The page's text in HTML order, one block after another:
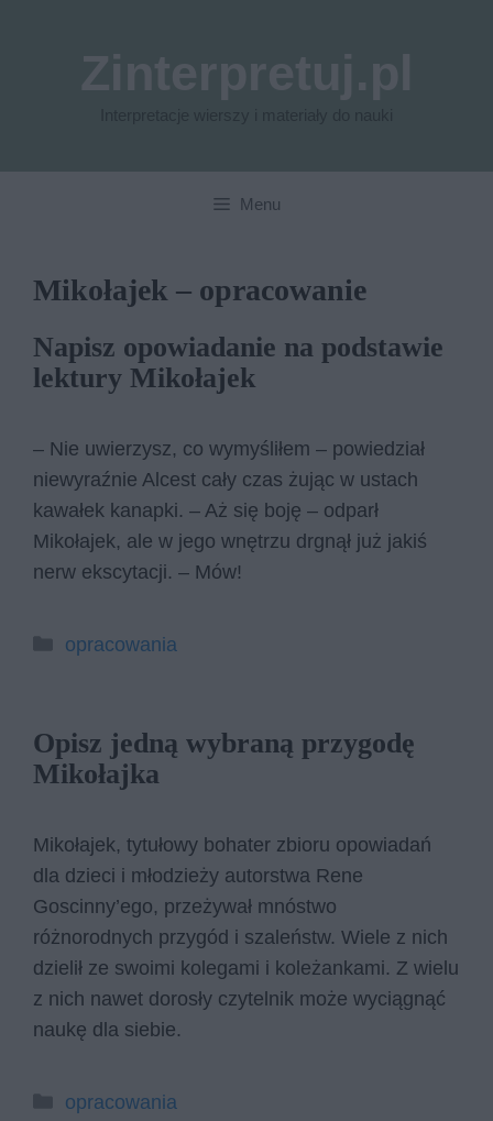
Menu
Mikołajek – opracowanie
Napisz opowiadanie na podstawie
lektury Mikołajek
– Nie uwierzysz, co wymyśliłem – powiedział
niewyraźnie Alcest cały czas żując w ustach
kawałek kanapki. – Aż się boję – odparł
Mikołajek, ale w jego wnętrzu drgnął już jakiś
nerw ekscytacji. – Mów!
Kategorie
opracowania
Opisz jedną wybraną przygodę
Mikołajka
Mikołajek, tytułowy bohater zbioru opowiadań
dla dzieci i młodzieży autorstwa Rene
Goscinny’ego, przeżywał mnóstwo
różnorodnych przygód i szaleństw. Wiele z nich
dzielił ze swoimi kolegami i koleżankami. Z wielu
z nich nawet dorosły czytelnik może wyciągnąć
naukę dla siebie.
Kategorie
opracowania